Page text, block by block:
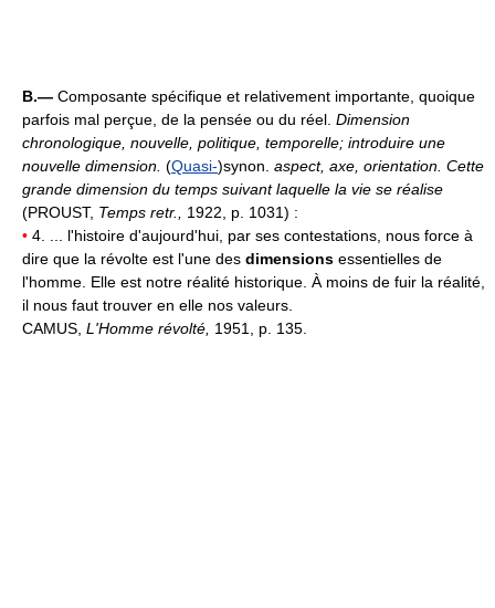
B.— Composante spécifique et relativement importante, quoique
parfois mal perçue, de la pensée ou du réel. Dimension
chronologique, nouvelle, politique, temporelle; introduire une
nouvelle dimension. (Quasi-)synon. aspect, axe, orientation. Cette
grande dimension du temps suivant laquelle la vie se réalise
(PROUST, Temps retr., 1922, p. 1031) :
• 4. ... l'histoire d'aujourd'hui, par ses contestations, nous force à
dire que la révolte est l'une des dimensions essentielles de
l'homme. Elle est notre réalité historique. À moins de fuir la réalité,
il nous faut trouver en elle nos valeurs.
CAMUS, L'Homme révolté, 1951, p. 135.